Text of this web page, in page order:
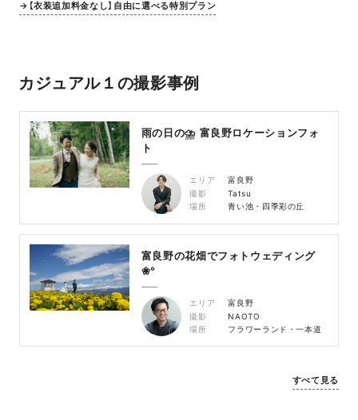
→【衣装追加料金なし】自由に選べる特別プラン
カジュアル１の撮影事例
雨の日の⛈ 富良野ロケーションフォ
ト
エリア
富良野
撮影
Tatsu
場所
青い池・四季彩の丘
富良野の花畑でフォトウェディング
❀°
エリア
富良野
撮影
NAOTO
場所
フラワーランド・一本道
すべて見る